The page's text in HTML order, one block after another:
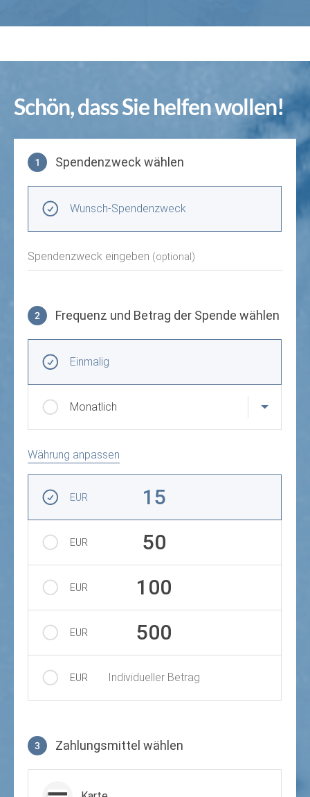
Schön, dass Sie helfen wollen!
1 Spendenzweck wählen
Wunsch-Spendenzweck
Spendenzweck eingeben (optional)
2 Frequenz und Betrag der Spende wählen
Einmalig
Monatlich
Währung anpassen
EUR 15
EUR 50
EUR 100
EUR 500
EUR Individueller Betrag
3 Zahlungsmittel wählen